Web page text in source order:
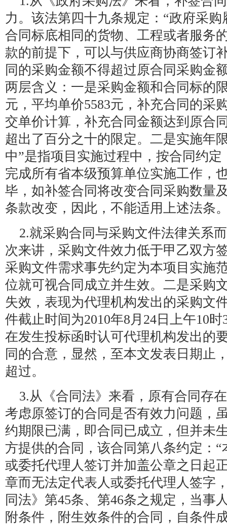
力。该法第四十九条规定：“政府采
合同标底相同的货物、工程或者服务
款的前提下，可以与供应商协商签订
同的采购金额不得超过原合同采购金
两层含义：一是采购金额和合同标的
元，平均单价5583元，补充合同的采
交单价计算，补充合同金额达到原合
超出了百分之十的限定。二是实施年
中”是指项目实施过程中，按合同约定
完成所有省本级预算单位实施工作，
毕，如补签合同将改变合同采购数量
条款改变，因此，不能适用上述法条
2.就采购合同与采购文件法律关系
次来讲，采购文件效力低于甲乙双方
采购文件需求事先约定为本项目实施
位就可视合同成立并生效。二是采购
失效，表现为代理机构发出的采购文
件截止时间为2010年8月24日上午10
在发生投标函时认可代理机构发出的
同的合意，显然，至本文发表日期止
超过。
3.从《合同法》来看，原有合同存
考虑原签订的合同是否有效力问题，
约期限已满，即合同已成立，但并未
方提供的合同，该合同第八条约定：
或委托代理人签订并加盖公章之日起
章而无法定代表人或委托代理人签字
同法》第45条、第46条之规定，当事
附条件，附生效条件的合同，自条件